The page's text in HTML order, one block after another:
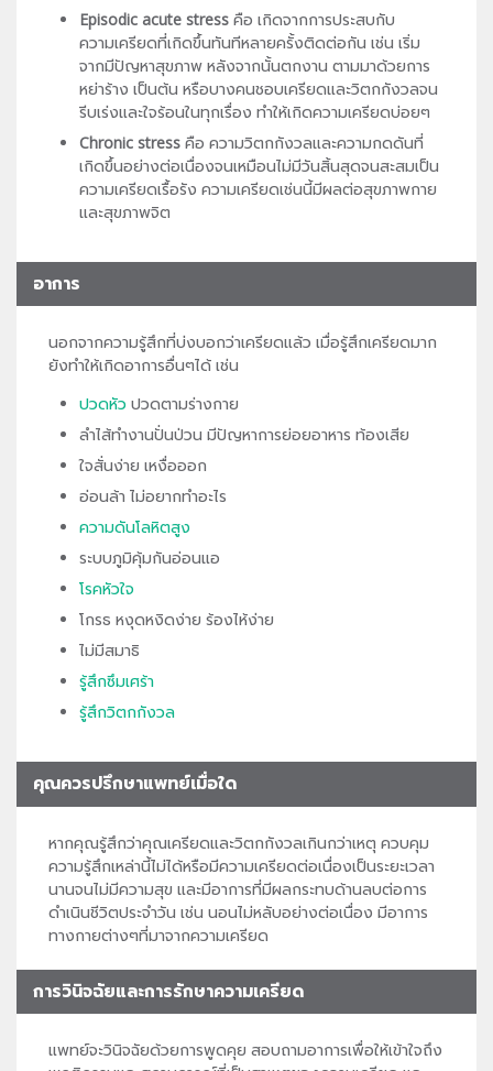
Episodic acute stress คือ เกิดจากการประสบกับ
ความเครียดที่เกิดขึ้นทันทีหลายครั้งติดต่อกัน เช่น เริ่ม
จากมีปัญหาสุขภาพ หลังจากนั้นตกงาน ตามมาด้วยการ
หย่าร้าง เป็นต้น หรือบางคนชอบเครียดและวิตกกังวลจน
รีบเร่งและใจร้อนในทุกเรื่อง ทำให้เกิดความเครียดบ่อยๆ
Chronic stress คือ ความวิตกกังวลและความกดดันที่
เกิดขึ้นอย่างต่อเนื่องจนเหมือนไม่มีวันสิ้นสุดจนสะสมเป็น
ความเครียดเรื้อรัง ความเครียดเช่นนี้มีผลต่อสุขภาพกาย
และสุขภาพจิต
อาการ
นอกจากความรู้สึกที่บ่งบอกว่าเครียดแล้ว เมื่อรู้สึกเครียดมาก
ยังทำให้เกิดอาการอื่นๆได้ เช่น
ปวดหัว ปวดตามร่างกาย
ลำไส้ทำงานปั่นป่วน มีปัญหาการย่อยอาหาร ท้องเสีย
ใจสั่นง่าย เหงื่อออก
อ่อนล้า ไม่อยากทำอะไร
ความดันโลหิตสูง
ระบบภูมิคุ้มกันอ่อนแอ
โรคหัวใจ
โกรธ หงุดหงิดง่าย ร้องไห้ง่าย
ไม่มีสมาธิ
รู้สึกซึมเศร้า
รู้สึกวิตกกังวล
คุณควรปรึกษาแพทย์เมื่อใด
หากคุณรู้สึกว่าคุณเครียดและวิตกกังวลเกินกว่าเหตุ ควบคุม
ความรู้สึกเหล่านี้ไม่ได้หรือมีความเครียดต่อเนื่องเป็นระยะเวลา
นานจนไม่มีความสุข และมีอาการที่มีผลกระทบด้านลบต่อการ
ดำเนินชีวิตประจำวัน เช่น นอนไม่หลับอย่างต่อเนื่อง มีอาการ
ทางกายต่างๆที่มาจากความเครียด
การวินิจฉัยและการรักษาความเครียด
แพทย์จะวินิจฉัยด้วยการพูดคุย สอบถามอาการเพื่อให้เข้าใจถึง